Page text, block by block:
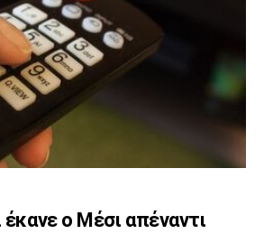
ο Μέσι απέναντι